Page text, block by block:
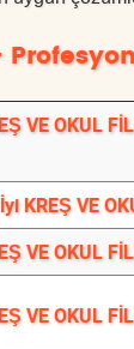
VE OKUL
KREŞ VE
VE OKUL
VE OKUL